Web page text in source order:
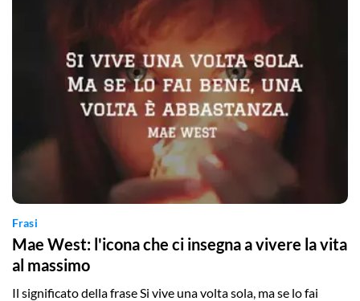
Frasi
Mae West: l'icona che ci insegna a vivere la vita
al massimo
Il significato della frase Si vive una volta sola, ma se lo fai